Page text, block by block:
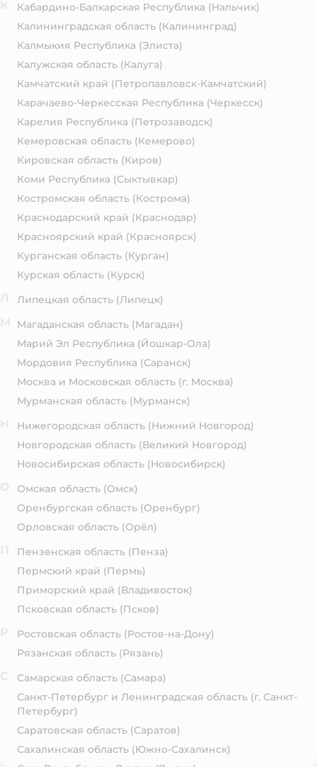
Кабардино-Балкарская Республика (Нальчик)
Калининградская область (Калининград)
Калмыкия Республика (Элиста)
Калужская область (Калуга)
Камчатский край (Петропавловск-Камчатский)
Карачаево-Черкесская Республика (Черкесск)
Карелия Республика (Петрозаводск)
Кемеровская область (Кемерово)
Кировская область (Киров)
Коми Республика (Сыктывкар)
Костромская область (Кострома)
Краснодарский край (Краснодар)
Красноярский край (Красноярск)
Курганская область (Курган)
Курская область (Курск)
Липецкая область (Липецк)
Магаданская область (Магадан)
Марий Эл Республика (Йошкар-Ола)
Мордовия Республика (Саранск)
Москва и Московская область (г. Москва)
Мурманская область (Мурманск)
Нижегородская область (Нижний Новгород)
Новгородская область (Великий Новгород)
Новосибирская область (Новосибирск)
Омская область (Омск)
Оренбургская область (Оренбург)
Орловская область (Орёл)
Пензенская область (Пенза)
Пермский край (Пермь)
Приморский край (Владивосток)
Псковская область (Псков)
Ростовская область (Ростов-на-Дону)
Рязанская область (Рязань)
Самарская область (Самара)
Санкт-Петербург и Ленинградская область (г. Санкт-
Петербург)
Саратовская область (Саратов)
Сахалинская область (Южно-Сахалинск)